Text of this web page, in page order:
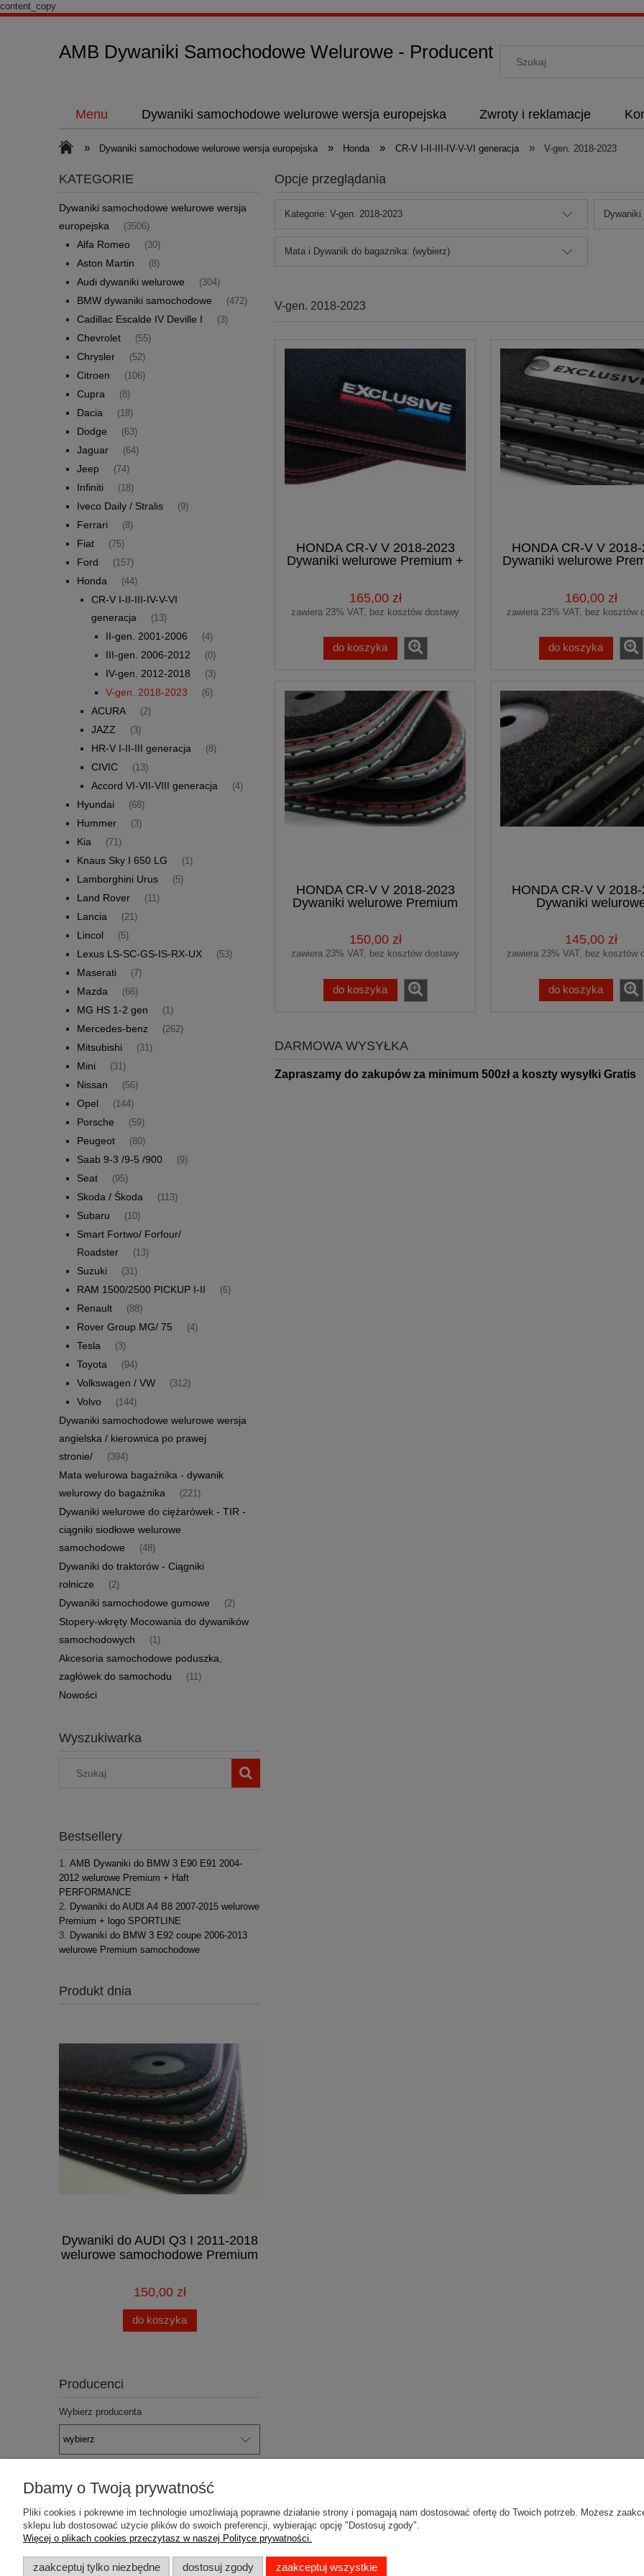
content_copy
AMB Dywaniki Samochodowe Welurowe - Producent
Menu Dywaniki samochodowe welurowe wersja europejska Zwroty i reklamacje
» Dywaniki samochodowe welurowe wersja europejska » Honda » CR-V I-II-III-IV-V-VI generacja » V-gen. 2018-2023
KATEGORIE
Dywaniki samochodowe welurowe wersja
europejska
(3506)
Alfa Romeo (30)
Aston Martin (8)
Audi dywaniki welurowe (304)
BMW dywaniki samochodowe (472)
Cadillac Escalde IV Deville I (3)
Chevrolet (55)
Chrysler (52)
Citroen (106)
Cupra (8)
Dacia (18)
Dodge (63)
Jaguar (64)
Jeep (74)
Infiniti (18)
Iveco Daily / Stralis (9)
Ferrari (8)
Fiat (75)
Ford (157)
Honda (44)
CR-V I-II-III-IV-V-VI
generacja
(13)
II-gen. 2001-2006 (4)
III-gen. 2006-2012 (0)
IV-gen. 2012-2018 (3)
V-gen. 2018-2023 (6)
ACURA (2)
JAZZ (3)
HR-V I-II-III generacja (8)
CIVIC (13)
Accord VI-VII-VIII generacja (4)
Hyundai (68)
Hummer (3)
Kia (71)
Knaus Sky I 650 LG (1)
Lamborghini Urus (5)
Land Rover (11)
Lancia (21)
Lincol (5)
Lexus LS-SC-GS-IS-RX-UX (53)
Maserati (7)
Mazda (66)
MG HS 1-2 gen (1)
Mercedes-benz (262)
Mitsubishi (31)
Mini (31)
Nissan (56)
Opel (144)
Porsche (59)
Peugeot (80)
Saab 9-3 /9-5 /900 (9)
Seat (95)
Skoda / Śkoda (113)
Subaru (10)
Smart Fortwo/ Forfour/
Roadster
(13)
Suzuki (31)
RAM 1500/2500 PICKUP I-II (6)
Renault (88)
Rover Group MG/ 75 (4)
Tesla (3)
Toyota (94)
Volkswagen / VW (312)
Volvo (144)
Dywaniki samochodowe welurowe wersja
angielska / kierownica po prawej
stronie/
(394)
Mata welurowa bagażnika - dywanik
welurowy do bagażnika
(221)
Dywaniki welurowe do ciężarówek - TIR -
ciągniki siodłowe welurowe
samochodowe
(48)
Dywaniki do traktorów - Ciągniki
rolnicze
(2)
Dywaniki samochodowe gumowe (2)
Stopery-wkręty Mocowania do dywaników
samochodowych
(1)
Akcesoria samochodowe poduszka,
zagłówek do samochodu
(11)
Nowości
Wyszukiwarka
Bestsellery
AMB Dywaniki do BMW 3 E90 E91 2004-
2012 welurowe Premium + Haft
PERFORMANCE
Dywaniki do AUDI A4 B8 2007-2015 welurowe
Premium + logo SPORTLINE
Dywaniki do BMW 3 E92 coupe 2006-2013
welurowe Premium samochodowe
Produkt dnia
Dywaniki do AUDI Q3 I 2011-2018
welurowe samochodowe Premium
150,00 zł
do koszyka
Producenci
Wybierz producenta
Opcje przeglądania
Kategorie: V-gen. 2018-2023
Mata i Dywanik do bagażnika: (wybierz)
V-gen. 2018-2023
HONDA CR-V V 2018-2023
Dywaniki welurowe Premium +
165,00 zł
zawiera 23% VAT, bez kosztów dostawy
do koszyka
HONDA CR-V V
Dywaniki welurowe
160,00 zł
zawiera 23% VAT, bez kosztów
do koszyka
HONDA CR-V V 2018-2023
Dywaniki welurowe Premium
150,00 zł
zawiera 23% VAT, bez kosztów dostawy
do koszyka
HONDA CR-V V
Dywaniki
145,00 zł
zawiera 23% VAT, bez kosztów
do koszyka
DARMOWA WYSYŁKA
Zapraszamy do zakupów za minimum 500zł a koszty wysyłki Gratis
Jak kupować
Regulaminy
Faktury i paragony
Czas realizacji zamówień
Twoje zamówienia
Dbamy o Twoją prywatność
Pliki cookies i pokrewne im technologie umożliwiają poprawne działanie strony i pomagają nam dostosować ofertę do Twoich potrzeb. Możesz
sklepu lub dostosować użycie plików do swoich preferencji, wybierając opcję "Dostosuj zgody".
Więcej o plikach cookies przeczytasz w naszej Polityce prywatności.
zaakceptuj tylko niezbędne dostosuj zgody zaakceptuj wszystkie